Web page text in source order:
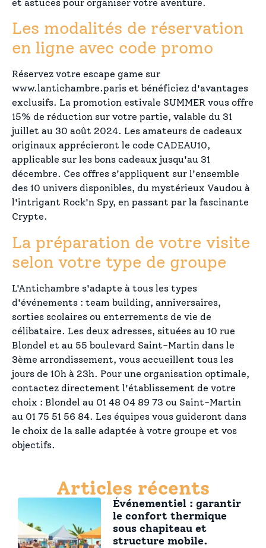
et astuces pour organiser votre aventure.
Les modalités de réservation
en ligne avec code promo
Réservez votre escape game sur
www.lantichambre.paris et bénéficiez d'avantages
exclusifs. La promotion estivale SUMMER vous offre
15% de réduction sur votre partie, valable du 31
juillet au 30 août 2024. Les amateurs de cadeaux
originaux apprécieront le code CADEAU10,
applicable sur les bons cadeaux jusqu'au 31
décembre. Ces offres s'appliquent sur l'ensemble
des 10 univers disponibles, du mystérieux Vaudou à
l'intrigant Rock'n Spy, en passant par la fascinante
Crypte.
La préparation de votre visite
selon votre type de groupe
L'Antichambre s'adapte à tous les types
d'événements : team building, anniversaires,
sorties scolaires ou enterrements de vie de
célibataire. Les deux adresses, situées au 10 rue
Blondel et au 55 boulevard Saint-Martin dans le
3ème arrondissement, vous accueillent tous les
jours de 10h à 23h. Pour une organisation optimale,
contactez directement l'établissement de votre
choix : Blondel au 01 48 04 89 73 ou Saint-Martin
au 01 75 51 56 84. Les équipes vous guideront dans
le choix de la salle adaptée à votre groupe et vos
objectifs.
Articles récents
Événementiel : garantir
le confort thermique
sous chapiteau et
structure mobile.